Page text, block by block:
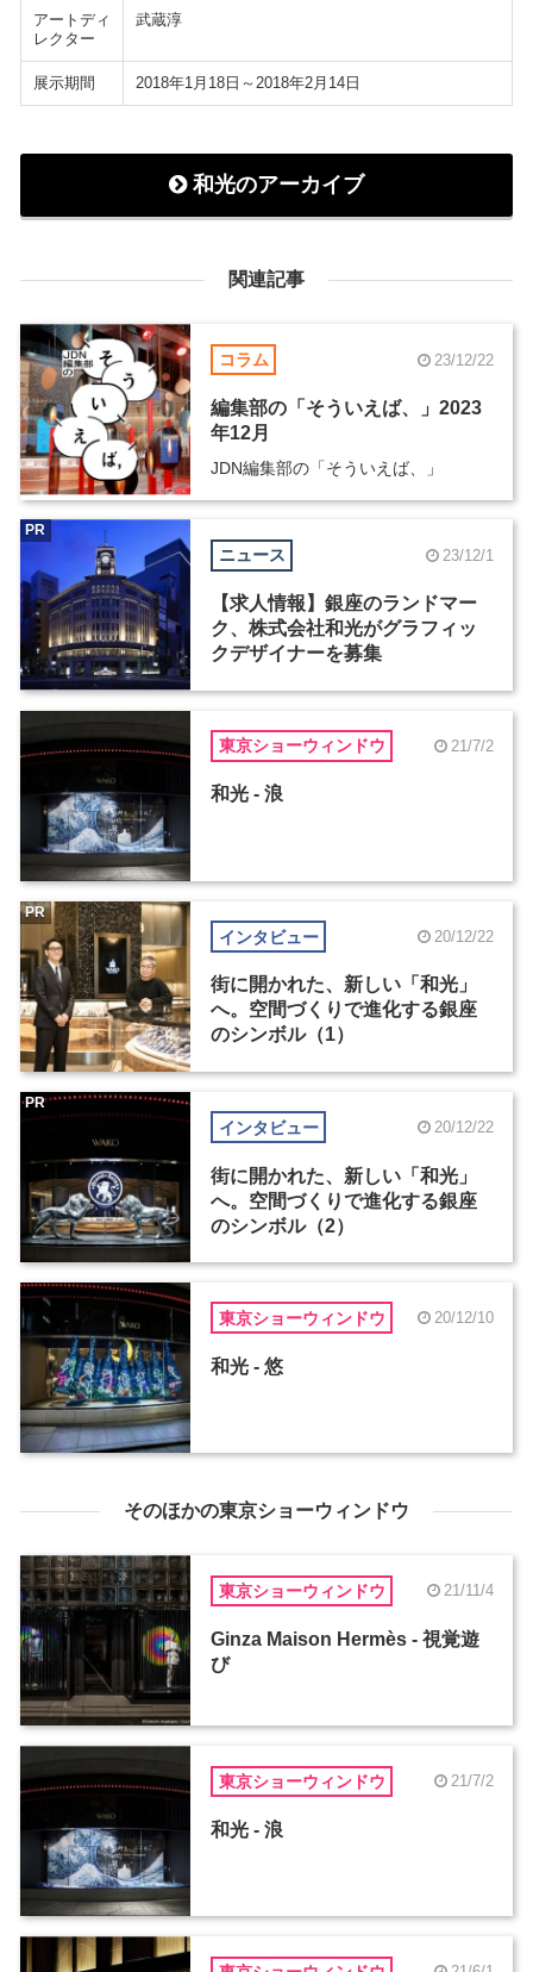
アートディ
レクター
武蔵淳
展示期間 2018年1月18日～2018年2月14日
和光のアーカイブ
関連記事
コラム 23/12/22
編集部の「そういえば、」2023
年12月
JDN編集部の「そういえば、」
ニュース 23/12/1
【求人情報】銀座のランドマー
ク、株式会社和光がグラフィッ
クデザイナーを募集
PR
東京ショーウィンドウ 21/7/2
和光 - 浪
インタビュー 20/12/22
街に開かれた、新しい「和光」
へ。空間づくりで進化する銀座
のシンボル（1）
PR
インタビュー 20/12/22
街に開かれた、新しい「和光」
へ。空間づくりで進化する銀座
のシンボル（2）
PR
東京ショーウィンドウ 20/12/10
和光 - 悠
そのほかの東京ショーウィンドウ
東京ショーウィンドウ 21/11/4
Ginza Maison Hermès - 視覚遊
び
東京ショーウィンドウ 21/7/2
和光 - 浪